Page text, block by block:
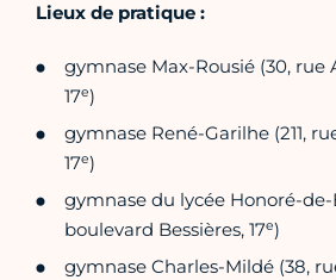
Lieux de pratique :
gymnase Max-Rousié (30, rue
17e)
gymnase René-Garilhe (211,
17e)
gymnase du lycée Honoré-de-
boulevard Bessières, 17e)
gymnase Charles-Mildé (38,